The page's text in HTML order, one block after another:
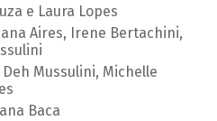
e Laura Lopes
Aires, Irene Bertachini,
Mussulini, Michelle
Baca